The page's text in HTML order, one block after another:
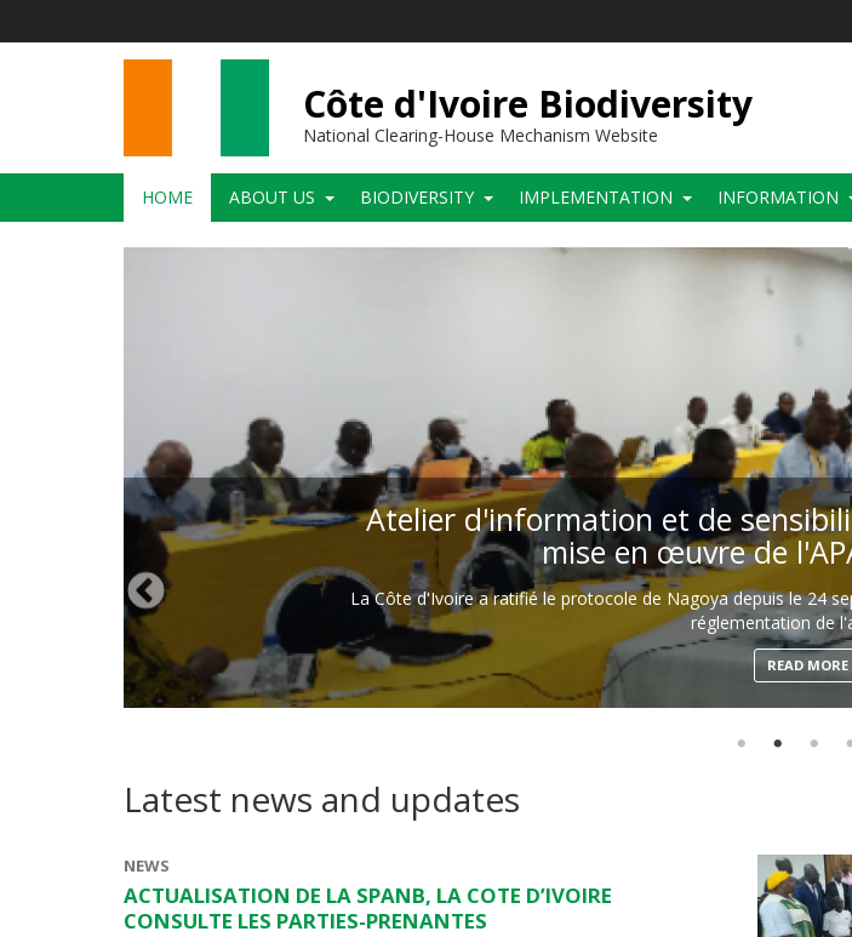
Côte d'Ivoire Biodiversity
National Clearing-House Mechanism Website
Main
navigation
HOME ABOUT US BIODIVERSITY IMPLEMENTATION INFORMATION
Atelier d'information et de
mise en œuvre de
La Côte d'Ivoire a ratifié le protocole de Nagoya depuis le 24
réglementation de
READ MORE
Latest news and updates
NEWS
ACTUALISATION DE LA SPANB, LA COTE D’IVOIRE
CONSULTE LES PARTIES-PRENANTES